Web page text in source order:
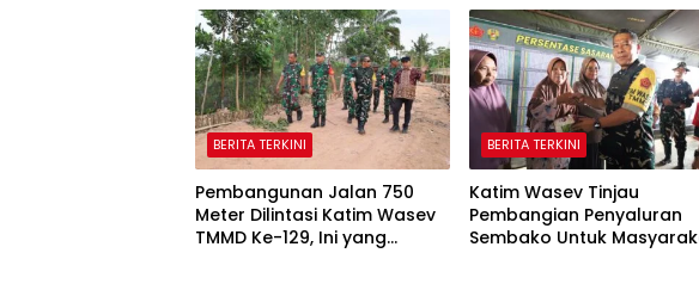
BERITA TERKINI
Pembangunan Jalan 750
Meter Dilintasi Katim Wasev
TMMD Ke-129, Ini yang
BERITA TERKINI
Katim Wasev Tinjau
Pembangian Penyaluran
Sembako Untuk